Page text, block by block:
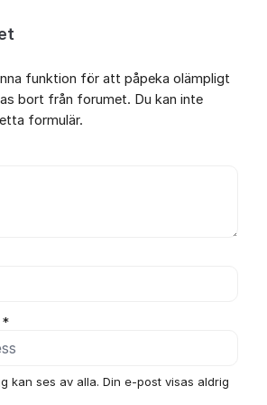
funktion för att påpeka olämpligt
bort från forumet. Du kan inte
formulär.
*
kan ses av alla. Din e-post visas aldrig